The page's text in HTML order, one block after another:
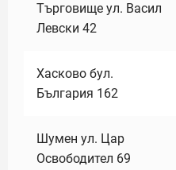
Търговище ул. Васил
Левски 42
Хасково бул.
България 162
Шумен ул. Цар
Освободител 69